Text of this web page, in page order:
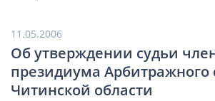
11.05.2006
Об утверждении судьи
президиума Арбитражного
Читинской области